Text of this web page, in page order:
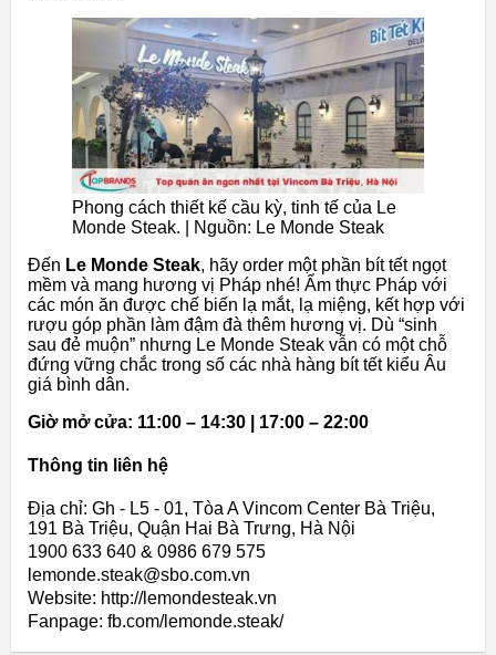
Phong cách thiết kế cầu kỳ, tinh tế của Le
Monde Steak. | Nguồn: Le Monde Steak
Đến Le Monde Steak, hãy order một phần bít tết ngọt
mềm và mang hương vị Pháp nhé! Ẩm thực Pháp với
các món ăn được chế biến lạ mắt, lạ miệng, kết hợp với
rượu góp phần làm đậm đà thêm hương vị. Dù “sinh
sau đẻ muộn” nhưng Le Monde Steak vẫn có một chỗ
đứng vững chắc trong số các nhà hàng bít tết kiểu Âu
giá bình dân.
Giờ mở cửa: 11:00 – 14:30 | 17:00 – 22:00
Thông tin liên hệ
Địa chỉ: Gh - L5 - 01, Tòa A Vincom Center Bà Triệu,
191 Bà Triệu, Quận Hai Bà Trưng, Hà Nội
1900 633 640 & 0986 679 575
lemonde.steak@sbo.com.vn
Website: http://lemondesteak.vn
Fanpage: fb.com/lemonde.steak/